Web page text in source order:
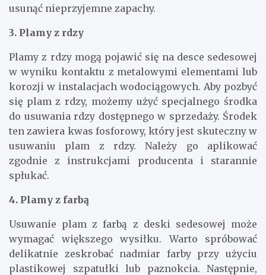
usunąć nieprzyjemne zapachy.
3. Plamy z rdzy
Plamy z rdzy mogą pojawić się na desce sedesowej
w wyniku kontaktu z metalowymi elementami lub
korozji w instalacjach wodociągowych. Aby pozbyć
się plam z rdzy, możemy użyć specjalnego środka
do usuwania rdzy dostępnego w sprzedaży. Środek
ten zawiera kwas fosforowy, który jest skuteczny w
usuwaniu plam z rdzy. Należy go aplikować
zgodnie z instrukcjami producenta i starannie
spłukać.
4. Plamy z farbą
Usuwanie plam z farbą z deski sedesowej może
wymagać większego wysiłku. Warto spróbować
delikatnie zeskrobać nadmiar farby przy użyciu
plastikowej szpatułki lub paznokcia. Następnie,